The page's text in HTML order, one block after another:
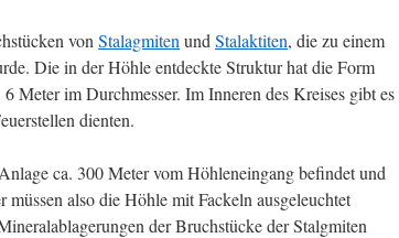
von Stalagmiten und Stalaktiten, die zu einem
Die in der Höhle entdeckte Struktur hat die Form
Meter im Durchmesser. Im Inneren des Kreises gibt es
dienten.
ca. 300 Meter vom Höhleneingang befindet und
also die Höhle mit Fackeln ausgeleuchtet
der Bruchstücke der Stalgmiten